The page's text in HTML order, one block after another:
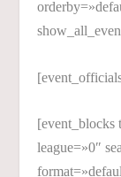
[event_blocks
league=»0″